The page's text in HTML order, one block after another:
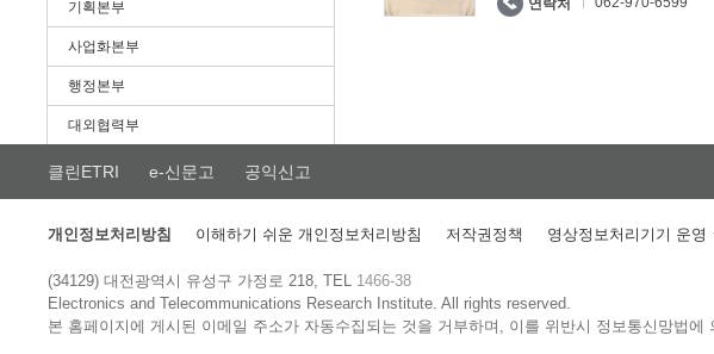
기획본부
사업화본부
행정본부
대외협력부
연락처
클린ETRI e-신문고 공익신고
개인정보처리방침 이해하기 쉬운 개인정보처리방침 저작권정책 영상정보처리기기 운영
(34129) 대전광역시 유성구 가정로 218, TEL 1466-38
Electronics and Telecommunications Research Institute.All rights reserved.
본 홈페이지에 게시된 이메일 주소가 자동수집되는 것을 거부하며, 이를 위반시 정보통신망법에